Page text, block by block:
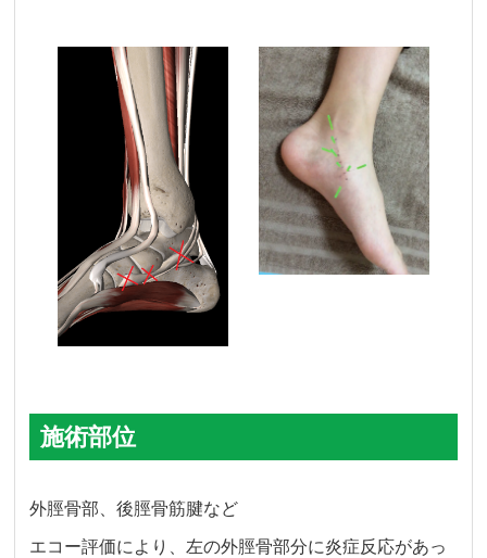
施術部位
外脛骨部、後脛骨筋腱など
エコー評価により、左の外脛骨部分に炎症反応があっ